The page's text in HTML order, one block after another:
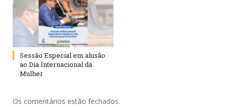
Sessão Especial em alusão
ao Dia Internacional da
Mulher
Os comentários estão fechados.